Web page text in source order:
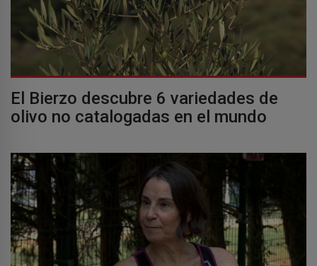
El Bierzo descubre 6 variedades de
olivo no catalogadas en el mundo